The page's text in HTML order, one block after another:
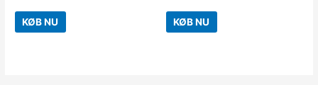
KØB NU KØB NU